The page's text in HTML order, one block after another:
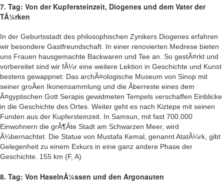
7. Tag: Von der Kupfersteinzeit, Diogenes und dem Vater der
TÃ¼rken
In der Geburtsstadt des philosophischen Zynikers Diogenes erfahren
wir besondere Gastfreundschaft. In einer renovierten Medrese bieten
uns Frauen hausgemachte Backwaren und Tee an. So gestÃ¤rkt und
vorbereitet sind wir fÃ¼r eine weitere Lektion in Geschichte und Kunst
bestens gewappnet: Das archÃ¤ologische Museum von Sinop mit
seiner groÃen Ikonensammlung und die Ãberreste eines dem
Ã¤gyptischen Gott Serapis gewidmeten Tempels verschaffen Einblicke
in die Geschichte des Ortes. Weiter geht es nach Kiztepe mit seinen
Funden aus der Kupfersteinzeit. In Samsun, mit fast 700.000
Einwohnern die grÃ¶Ãte Stadt am Schwarzen Meer, wird
Ã¼bernachtet. Die Statue von Mustafa Kemal, genannt AtatÃ¼rk, gibt
Gelegenheit zu einem Exkurs in eine ganz andere Phase der
Geschichte. 155 km (F, A)
8. Tag: Von HaselnÃ¼ssen und den Argonauten